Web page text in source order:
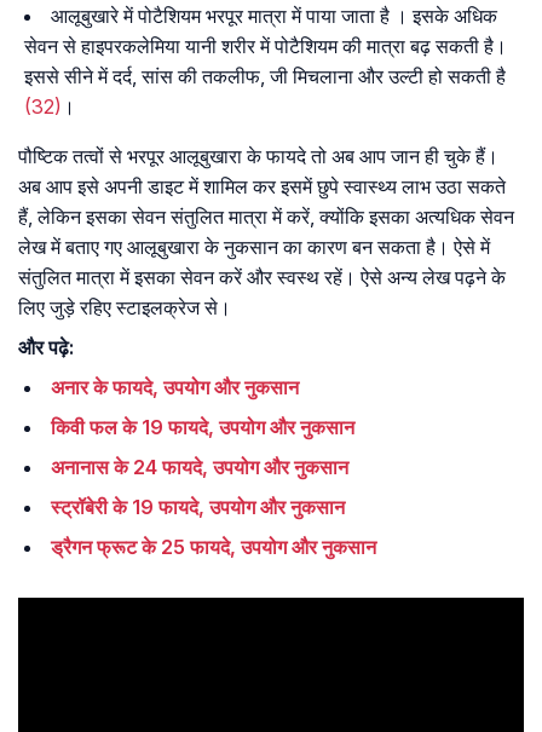
आलूबुखारे में पोटैशियम भरपूर मात्रा में पाया जाता है । इसके अधिक
सेवन से हाइपरकलेमिया यानी शरीर में पोटैशियम की मात्रा बढ़ सकती है।
इससे सीने में दर्द, सांस की तकलीफ, जी मिचलाना और उल्टी हो सकती है
(32) ।
पौष्टिक तत्वों से भरपूर आलूबुखारा के फायदे तो अब आप जान ही चुके हैं।
अब आप इसे अपनी डाइट में शामिल कर इसमें छुपे स्वास्थ्य लाभ उठा सकते
हैं, लेकिन इसका सेवन संतुलित मात्रा में करें, क्योंकि इसका अत्यधिक सेवन
लेख में बताए गए आलूबुखारा के नुकसान का कारण बन सकता है। ऐसे में
संतुलित मात्रा में इसका सेवन करें और स्वस्थ रहें। ऐसे अन्य लेख पढ़ने के
लिए जुड़े रहिए स्टाइलक्रेज से।
और पढ़े:
अनार के फायदे, उपयोग और नुकसान
किवी फल के 19 फायदे, उपयोग और नुकसान
अनानास के 24 फायदे, उपयोग और नुकसान
स्‍ट्रॉबेरी के 19 फायदे, उपयोग और नुकसान
ड्रैगन फ्रूट के 25 फायदे, उपयोग और नुकसान